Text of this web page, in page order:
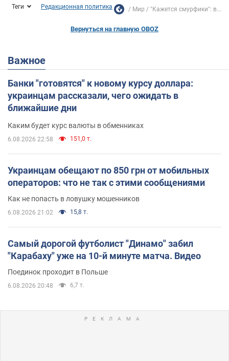
Теги Редакционная политика Мир "Кажется смурфики": в...
Вернуться на главную OBOZ
Важное
Банки "готовятся" к новому курсу доллара:
украинцам рассказали, чего ожидать в
ближайшие дни
Каким будет курс валюты в обменниках
6.08.2026 22:58 151,0 т.
Украинцам обещают по 850 грн от мобильных
операторов: что не так с этими сообщениями
Как не попасть в ловушку мошенников
6.08.2026 21:02 15,8 т.
Самый дорогой футболист "Динамо" забил
"Карабаху" уже на 10-й минуте матча. Видео
Поединок проходит в Польше
6.08.2026 20:48 6,7 т.